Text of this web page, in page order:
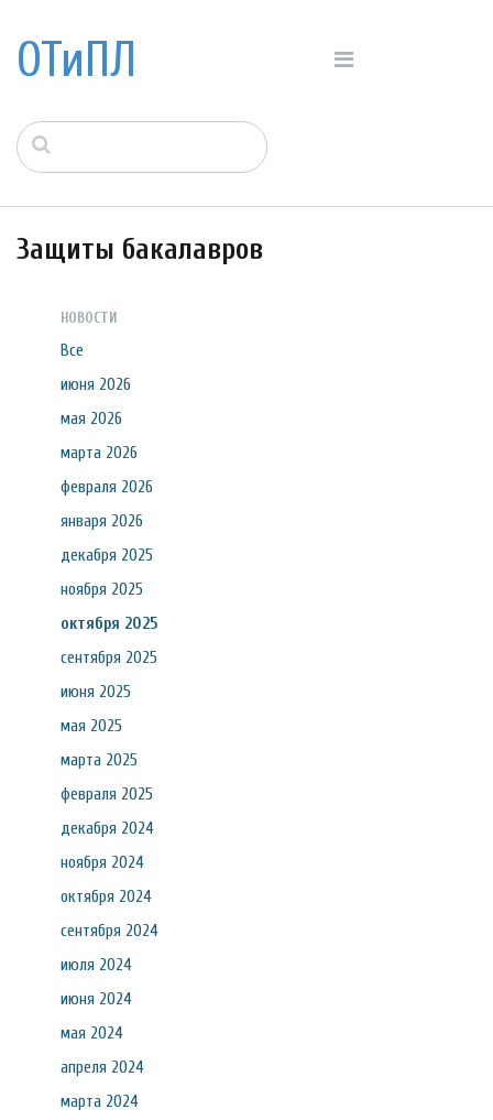
ОТиПЛ
Защиты бакалавров
НОВОСТИ
Все
июня 2026
мая 2026
марта 2026
февраля 2026
января 2026
декабря 2025
ноября 2025
октября 2025
сентября 2025
июня 2025
мая 2025
марта 2025
февраля 2025
декабря 2024
ноября 2024
октября 2024
сентября 2024
июля 2024
июня 2024
мая 2024
апреля 2024
марта 2024